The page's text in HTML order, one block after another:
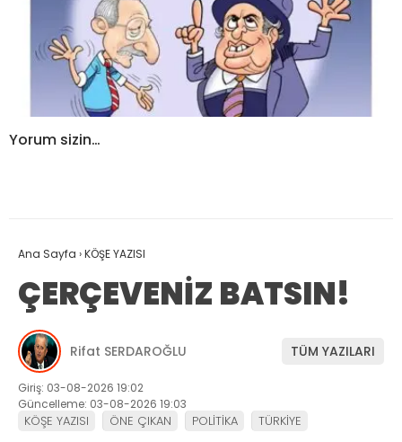
Yorum sizin…
Ana Sayfa ›KÖŞE YAZISI
ÇERÇEVENİZ BATSIN!
Rifat SERDAROĞLU TÜM YAZILARI
Giriş: 03-08-2026 19:02
Güncelleme: 03-08-2026 19:03
KÖŞE YAZISI ÖNE ÇIKAN POLİTİKA TÜRKİYE